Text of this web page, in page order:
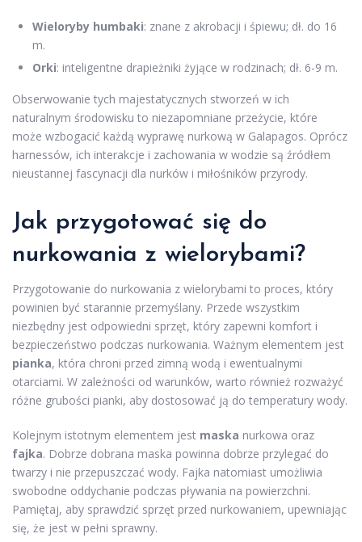
Wieloryby humbaki: znane z akrobacji i śpiewu; dł. do 16
m.
Orki: inteligentne drapieżniki żyjące w rodzinach; dł. 6-9 m.
Obserwowanie tych majestatycznych stworzeń w ich
naturalnym środowisku to niezapomniane przeżycie, które
może wzbogacić każdą wyprawę nurkową w Galapagos. Oprócz
harnessów, ich interakcje i zachowania w wodzie są źródłem
nieustannej fascynacji dla nurków i miłośników przyrody.
Jak przygotować się do
nurkowania z wielorybami?
Przygotowanie do nurkowania z wielorybami to proces, który
powinien być starannie przemyślany. Przede wszystkim
niezbędny jest odpowiedni sprzęt, który zapewni komfort i
bezpieczeństwo podczas nurkowania. Ważnym elementem jest
pianka, która chroni przed zimną wodą i ewentualnymi
otarciami. W zależności od warunków, warto również rozważyć
różne grubości pianki, aby dostosować ją do temperatury wody.
Kolejnym istotnym elementem jest maska nurkowa oraz
fajka. Dobrze dobrana maska powinna dobrze przylegać do
twarzy i nie przepuszczać wody. Fajka natomiast umożliwia
swobodne oddychanie podczas pływania na powierzchni.
Pamiętaj, aby sprawdzić sprzęt przed nurkowaniem, upewniając
się, że jest w pełni sprawny.